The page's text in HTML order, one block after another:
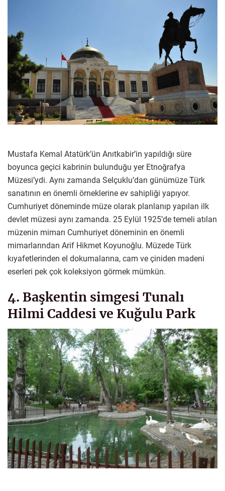
Mustafa Kemal Atatürk’ün Anıtkabir’in yapıldığı süre
boyunca geçici kabrinin bulunduğu yer Etnoğrafya
Müzesi’ydi. Aynı zamanda Selçuklu’dan günümüze Türk
sanatının en önemli örneklerine ev sahipliği yapıyor.
Cumhuriyet döneminde müze olarak planlanıp yapılan ilk
devlet müzesi aynı zamanda. 25 Eylül 1925’de temeli atılan
müzenin mimarı Cumhuriyet döneminin en önemli
mimarlarından Arif Hikmet Koyunoğlu. Müzede Türk
kıyafetlerinden el dokumalarına, cam ve çiniden madeni
eserleri pek çok koleksiyon görmek mümkün.
4. Başkentin simgesi Tunalı
Hilmi Caddesi ve Kuğulu Park